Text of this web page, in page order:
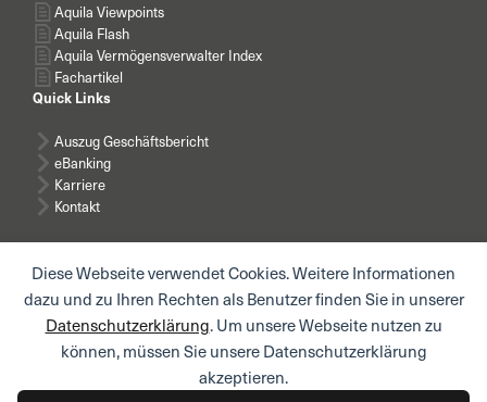
Diese Webseite verwendet Cookies. Weitere Informationen
dazu und zu Ihren Rechten als Benutzer finden Sie in unserer
Datenschutzerklärung. Um unsere Webseite nutzen zu
können, müssen Sie unsere Datenschutzerklärung
akzeptieren.
Aquila Viewpoints
Aquila Flash
Aquila Vermögensverwalter Index
Fachartikel
Quick Links
Auszug Geschäftsbericht
eBanking
Karriere
Kontakt
News abonnieren